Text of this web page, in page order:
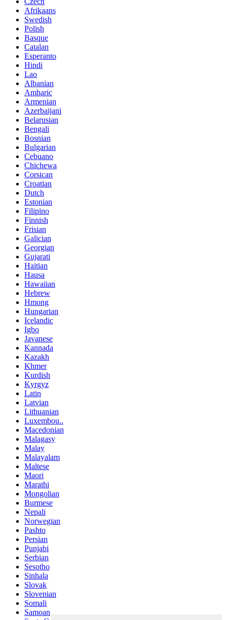
Afrikaans
Swedish
Polish
Basque
Catalan
Esperanto
Hindi
Lao
Albanian
Amharic
Armenian
Azerbaijani
Belarusian
Bengali
Bosnian
Bulgarian
Cebuano
Chichewa
Corsican
Croatian
Dutch
Estonian
Filipino
Finnish
Frisian
Galician
Georgian
Gujarati
Haitian
Hausa
Hawaiian
Hebrew
Hmong
Hungarian
Icelandic
Igbo
Javanese
Kannada
Kazakh
Khmer
Kurdish
Kyrgyz
Latin
Latvian
Lithuanian
Luxembou..
Macedonian
Malagasy
Malay
Malayalam
Maltese
Maori
Marathi
Mongolian
Burmese
Nepali
Norwegian
Pashto
Persian
Punjabi
Serbian
Sesotho
Sinhala
Slovak
Slovenian
Somali
Samoan